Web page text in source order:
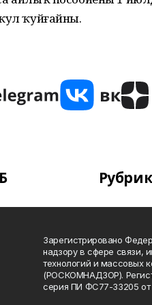
ҡуйғайны.
Зарегистрировано
надзору в сфере связи,
технологий и массовых
(РОСКОМНАДЗОР).
серия ПИ ФС77-33205 от